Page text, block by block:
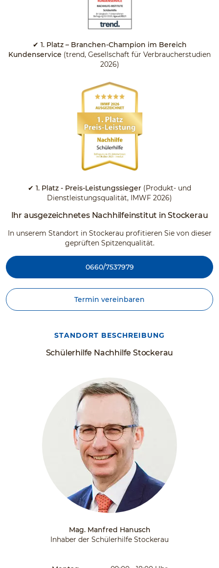
✔ 1. Platz – Branchen-Champion im Bereich
Kundenservice (trend, Gesellschaft für Verbraucherstudien
2026)
✔ 1. Platz - Preis-Leistungssieger (Produkt- und
Dienstleistungsqualität, IMWF 2026)
Ihr ausgezeichnetes Nachhilfeinstitut in Stockerau
In unserem Standort in Stockerau profitieren Sie von dieser
geprüften Spitzenqualität.
0660/7537979
Termin vereinbaren
Schülerhilfe Nachhilfe Stockerau
STANDORT BESCHREIBUNG
Mag. Manfred Hanusch
Inhaber der Schülerhilfe Stockerau